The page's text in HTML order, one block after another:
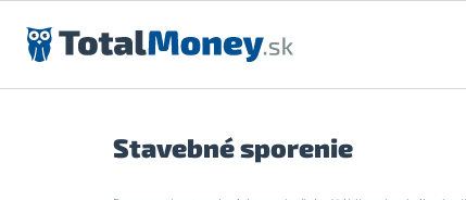
Preskočiť na obsah
Stavebné sporenie